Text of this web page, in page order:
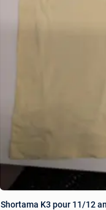
Shortama K3 pour 11/12